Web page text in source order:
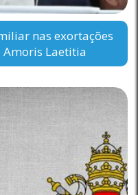
nas exortações
Laetitia